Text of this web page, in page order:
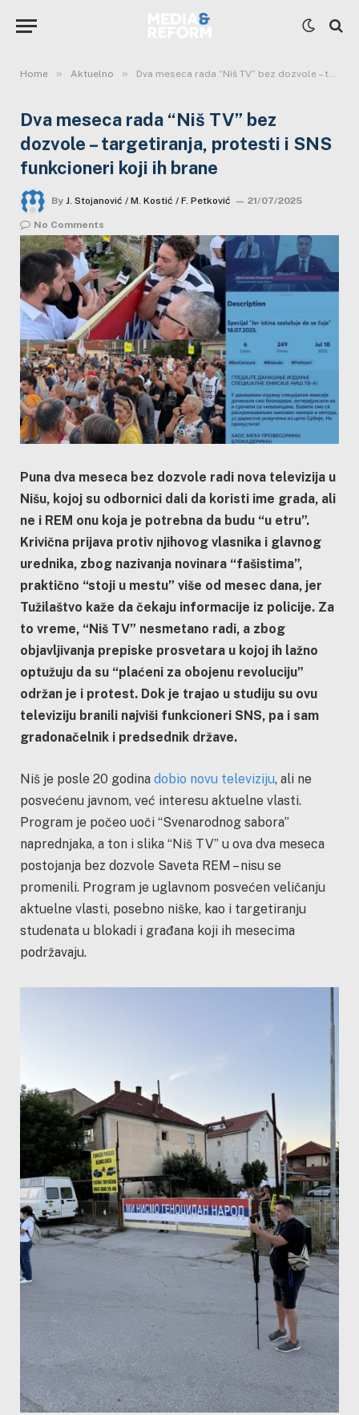
Home » Aktuelno » Dva meseca rada “Niš TV” bez dozvole – targetiranja, protesti i SNS funkcioneri koji ih brane
Dva meseca rada “Niš TV” bez
dozvole – targetiranja, protesti i SNS
funkcioneri koji ih brane
By J. Stojanović / M. Kostić / F. Petković 21/07/2025
No Comments
Puna dva meseca bez dozvole radi nova televizija u
Nišu, kojoj su odbornici dali da koristi ime grada, ali
ne i REM onu koja je potrebna da budu “u etru”.
Krivična prijava protiv njihovog vlasnika i glavnog
urednika, zbog nazivanja novinara “fašistima”,
praktično “stoji u mestu” više od mesec dana, jer
Tužilaštvo kaže da čekaju informacije iz policije. Za
to vreme, “Niš TV” nesmetano radi, a zbog
objavljivanja prepiske prosvetara u kojoj ih lažno
optužuju da su “plaćeni za obojenu revoluciju”
održan je i protest. Dok je trajao u studiju su ovu
televiziju branili najviši funkcioneri SNS, pa i sam
gradonačelnik i predsednik države.
Niš je posle 20 godina dobio novu televiziju, ali ne
posvećenu javnom, već interesu aktuelne vlasti.
Program je počeo uoči “Svenarodnog sabora”
naprednjaka, a ton i slika “Niš TV” u ova dva meseca
postojanja bez dozvole Saveta REM – nisu se
promenili. Program je uglavnom posvećen veličanju
aktuelne vlasti, posebno niške, kao i targetiranju
studenata u blokadi i građana koji ih mesecima
podržavaju.